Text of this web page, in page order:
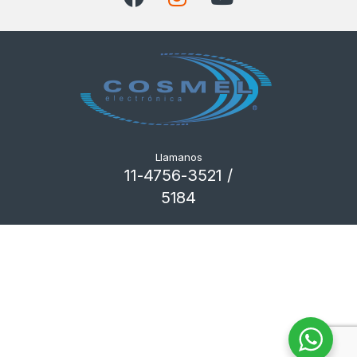
Llamanos
11-4756-3521 /
5184